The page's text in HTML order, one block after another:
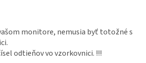
monitore, nemusia byť totožné s
odtieňov vo vzorkovnici. !!!